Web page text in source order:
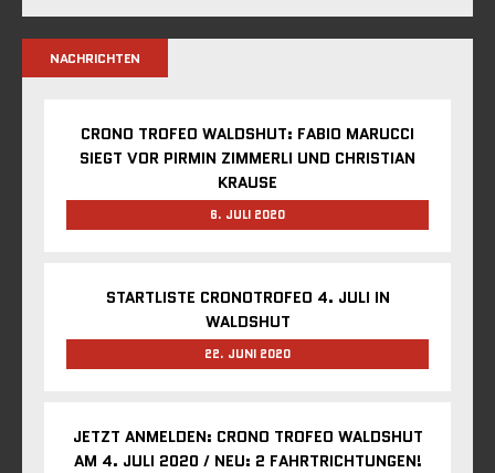
NACHRICHTEN
CRONO TROFEO WALDSHUT: FABIO MARUCCI
SIEGT VOR PIRMIN ZIMMERLI UND CHRISTIAN
KRAUSE
6. JULI 2020
STARTLISTE CRONOTROFEO 4. JULI IN
WALDSHUT
22. JUNI 2020
JETZT ANMELDEN: CRONO TROFEO WALDSHUT
AM 4. JULI 2020 / NEU: 2 FAHRTRICHTUNGEN!